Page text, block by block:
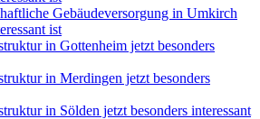
Gebäudeversorgung in Umkirch
ist
in Gottenheim jetzt besonders
in Merdingen jetzt besonders
in Sölden jetzt besonders interessant